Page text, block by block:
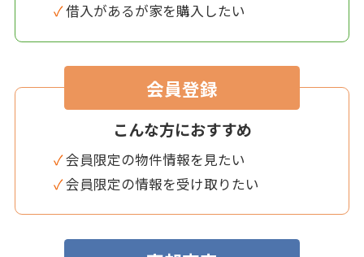
✓ 借入があるが家を購入したい
会員登録
こんな方におすすめ
✓ 会員限定の物件情報を見たい
✓ 会員限定の情報を受け取りたい